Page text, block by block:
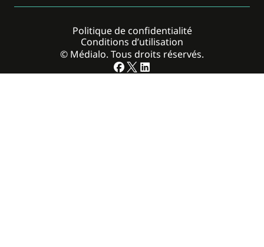
© Médialo. Tous droits réservés.
Politique de confidentialité
Conditions d’utilisation